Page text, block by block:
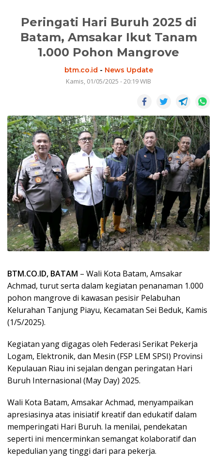
Peringati Hari Buruh 2025 di
Batam, Amsakar Ikut Tanam
1.000 Pohon Mangrove
btm.co.id - News Update
Kamis, 01/05/2025 - 20:19 WIB
BTM.CO.ID, BATAM – Wali Kota Batam, Amsakar
Achmad, turut serta dalam kegiatan penanaman 1.000
pohon mangrove di kawasan pesisir Pelabuhan
Kelurahan Tanjung Piayu, Kecamatan Sei Beduk, Kamis
(1/5/2025).
Kegiatan yang digagas oleh Federasi Serikat Pekerja
Logam, Elektronik, dan Mesin (FSP LEM SPSI) Provinsi
Kepulauan Riau ini sejalan dengan peringatan Hari
Buruh Internasional (May Day) 2025.
Wali Kota Batam, Amsakar Achmad, menyampaikan
apresiasinya atas inisiatif kreatif dan edukatif dalam
memperingati Hari Buruh. Ia menilai, pendekatan
seperti ini mencerminkan semangat kolaboratif dan
kepedulian yang tinggi dari para pekerja.